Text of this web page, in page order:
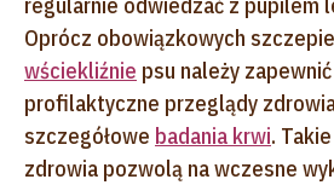
Oprócz obowiązkowych
wściekliźnie psu należy
profilaktyczne przeglądy
szczegółowe badania krwi.
zdrowia pozwolą na wczesne